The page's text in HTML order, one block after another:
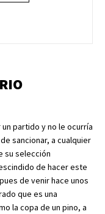
partido y no le ocurría
sancionar, a cualquier
su selección
de hacer este
de venir hace unos
que es una
la copa de un pino, a